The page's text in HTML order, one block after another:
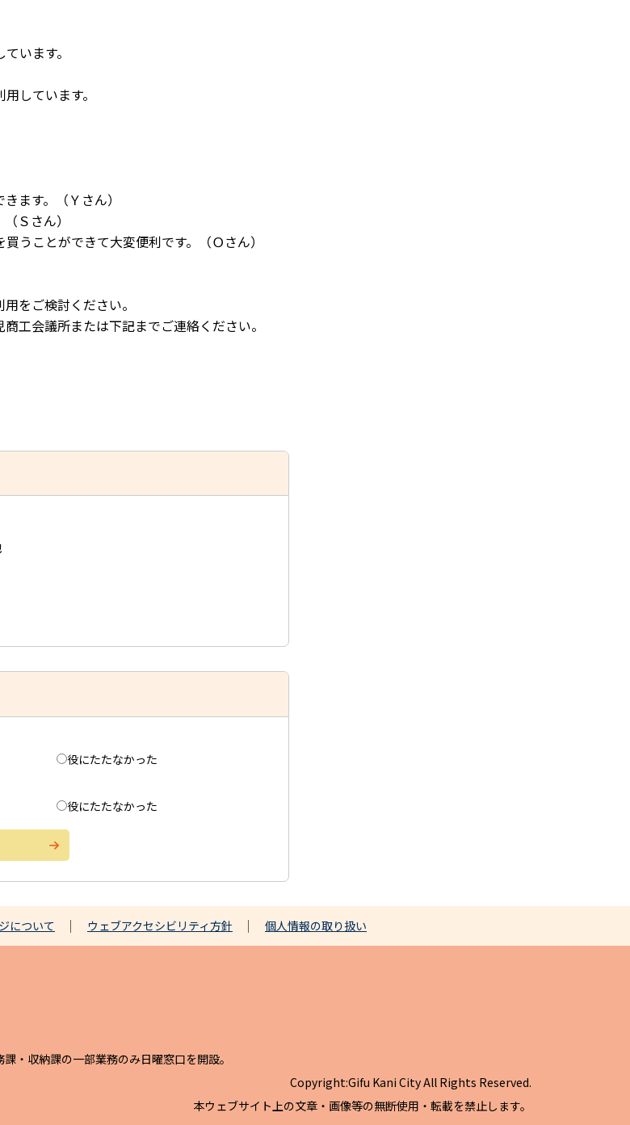
います。
しています。
ます。（Ｙさん）
Ｓさん）
うことができて大変便利です。（Ｏさん）
をご検討ください。
工会議所または下記までご連絡ください。
役にたたなかった
役にたたなかった
について ウェブアクセシビリティ方針 個人情報の取り扱い
・収納課の一部業務のみ日曜窓口を開設。
Copyright:Gifu Kani City All Rights Reserved.
本ウェブサイト上の文章・画像等の無断使用・転載を禁止します。